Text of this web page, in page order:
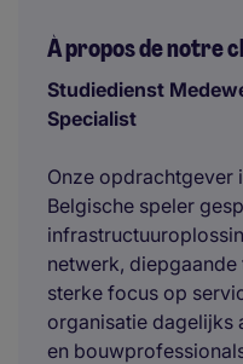
À propos de notre
Studiedienst
Specialist
Onze opdrachtgever
Belgische speler
netwerk, diepgaande
sterke focus op
organisatie dagelijks
en